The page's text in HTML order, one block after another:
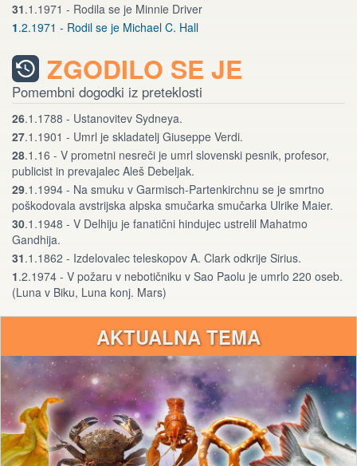
31.1.1971 - Rodila se je Minnie Driver
1.2.1971 - Rodil se je Michael C. Hall
ZGODILO SE JE
Pomembni dogodki iz preteklosti
26.1.1788 - Ustanovitev Sydneya.
27.1.1901 - Umrl je skladatelj Giuseppe Verdi.
28.1.16 - V prometni nesreči je umrl slovenski pesnik, profesor,
publicist in prevajalec Aleš Debeljak.
29.1.1994 - Na smuku v Garmisch-Partenkirchnu se je smrtno
poškodovala avstrijska alpska smučarka smučarka Ulrike Maier.
30.1.1948 - V Delhiju je fanatični hindujec ustrelil Mahatmo
Gandhija.
31.1.1862 - Izdelovalec teleskopov A. Clark odkrije Sirius.
1.2.1974 - V požaru v nebotičniku v Sao Paolu je umrlo 220 oseb.
(Luna v Biku, Luna konj. Mars)
AKTUALNA TEMA